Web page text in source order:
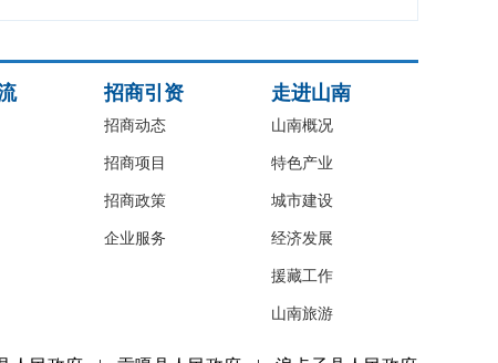
招商引资
招商动态
招商项目
招商政策
企业服务
走进山南
山南概况
特色产业
城市建设
经济发展
援藏工作
山南旅游